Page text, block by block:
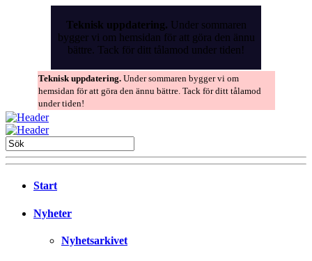
Teknisk uppdatering. Under sommaren
bygger vi om hemsidan för att göra den ännu
bättre. Tack för ditt tålamod under tiden!
Teknisk uppdatering. Under sommaren bygger vi om
hemsidan för att göra den ännu bättre. Tack för ditt tålamod
under tiden!
Start
Nyheter
Nyhetsarkivet